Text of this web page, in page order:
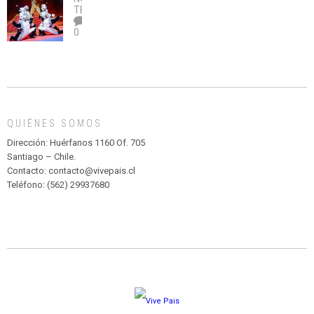
legalice
el
abuso”
DE
TEATRO
Y
MADAGASCAR
PARQUE
HURATDO
TEATRO
0
QUIÉNES SOMOS
Dirección: Huérfanos 1160 Of. 705
Santiago – Chile.
Contacto: contacto@vivepais.cl
Teléfono: (562) 29937680